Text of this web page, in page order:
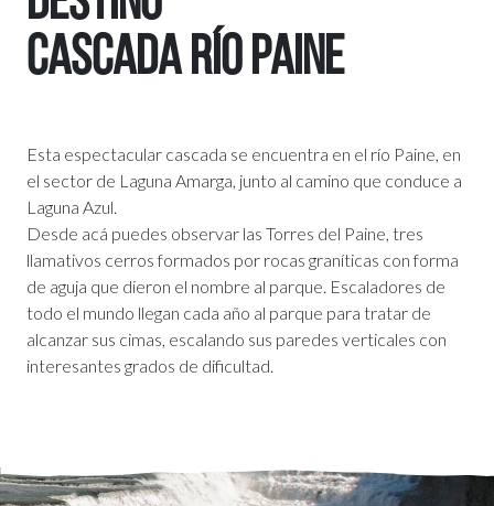
CASCADA RÍO PAINE
Esta espectacular cascada se encuentra en el río Paine, en
el sector de Laguna Amarga, junto al camino que conduce a
Laguna Azul.
Desde acá puedes observar las Torres del Paine, tres
llamativos cerros formados por rocas graníticas con forma
de aguja que dieron el nombre al parque. Escaladores de
todo el mundo llegan cada año al parque para tratar de
alcanzar sus cimas, escalando sus paredes verticales con
interesantes grados de dificultad.